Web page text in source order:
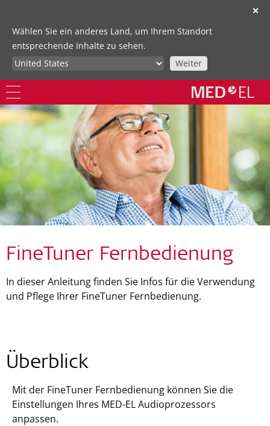
✕
Wählen Sie ein anderes Land, um Ihrem Standort
entsprechende Inhalte zu sehen.
Weiter
FineTuner Fernbedienung
In dieser Anleitung finden Sie Infos für die Verwendung
und Pflege Ihrer FineTuner Fernbedienung.
Überblick
Mit der FineTuner Fernbedienung können Sie die
Einstellungen Ihres MED-EL Audioprozessors
anpassen.